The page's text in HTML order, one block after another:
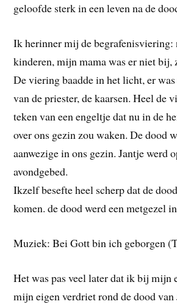
geloofde sterk in een leven na de
Ik herinner mij de begrafenisviering:
kinderen, mijn mama was er niet bij,
De viering baadde in het licht, er
van de priester, de kaarsen. Heel de
teken van een engeltje dat nu in de
over ons gezin zou waken. De dood
aanwezige in ons gezin. Jantje werd
avondgebed.
Ikzelf besefte heel scherp dat de
komen. de dood werd een metgezel
Muziek: Bei Gott bin ich geborgen
Het was pas veel later dat ik bij mijn
mijn eigen verdriet rond de dood van